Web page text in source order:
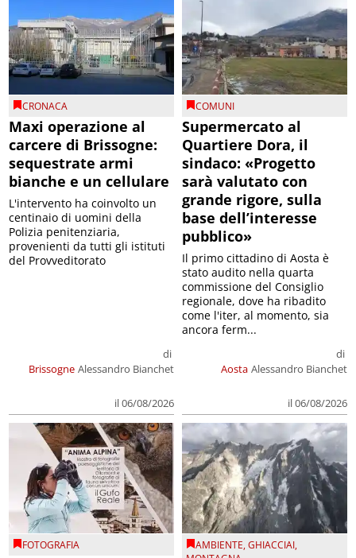
CRONACA
Maxi operazione al
carcere di Brissogne:
sequestrate armi
bianche e un cellulare
Brissogne
di
Alessandro Bianchet
il 06/08/2026
L'intervento ha coinvolto un
centinaio di uomini della
Polizia penitenziaria,
provenienti da tutti gli istituti
del Provveditorato
COMUNI
Supermercato al
Quartiere Dora, il
sindaco: «Progetto
sarà valutato con
grande rigore, sulla
base dell’interesse
pubblico»
Aosta
di
Alessandro Bianchet
il 06/08/2026
Il primo cittadino di Aosta è
stato audito nella quarta
commissione del Consiglio
regionale, dove ha ribadito
come l'iter, al momento, sia
ancora ferm...
FOTOGRAFIA AMBIENTE,GHIACCIAI,